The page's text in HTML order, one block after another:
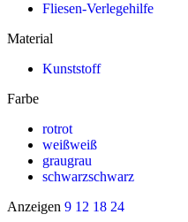
Fliesen-Verlegehilfe
Material
Kunststoff
Farbe
rotrot
weißweiß
graugrau
schwarzschwarz
Anzeigen 9 12 18 24